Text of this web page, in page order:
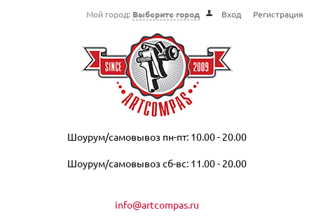
Мой город: Выберите город Вход Регистрация
Шоурум/самовывоз пн-пт: 10.00 - 20.00
Шоурум/самовывоз сб-вс: 11.00 - 20.00
info@artcompas.ru